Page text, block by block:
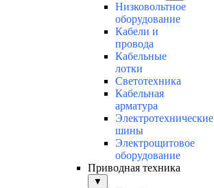
Низковольтное
оборудование
Кабели и
провода
Кабельные
лотки
Светотехника
Кабельная
арматура
Электротехнические
шины
Электрощитовое
оборудование
Приводная техника
▼